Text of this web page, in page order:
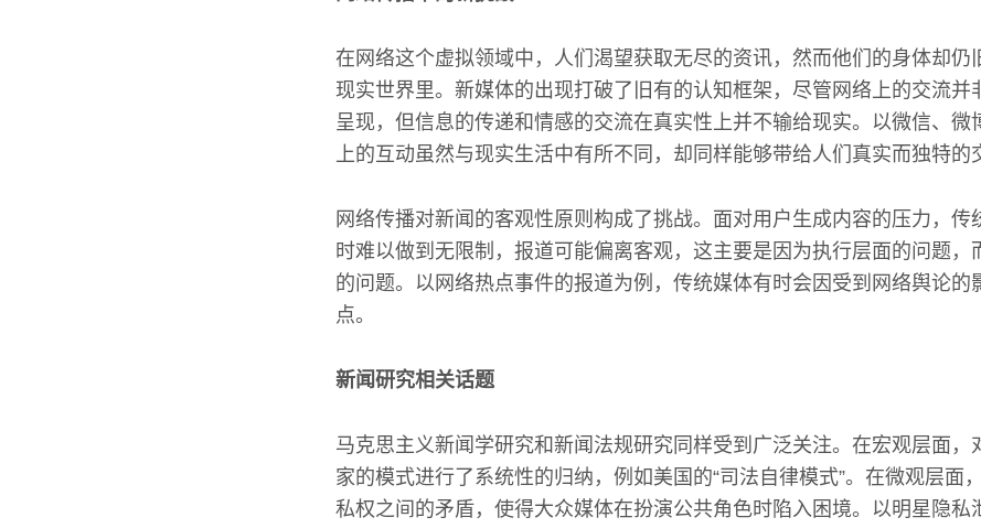
在网络这个虚拟领域中，人们渴望获取无尽的资讯，然而他们的身体却仍
现实世界里。新媒体的出现打破了旧有的认知框架，尽管网络上的交流并
呈现，但信息的传递和情感的交流在真实性上并不输给现实。以微信、微
上的互动虽然与现实生活中有所不同，却同样能够带给人们真实而独特的
网络传播对新闻的客观性原则构成了挑战。面对用户生成内容的压力，传
时难以做到无限制，报道可能偏离客观，这主要是因为执行层面的问题，
的问题。以网络热点事件的报道为例，传统媒体有时会因受到网络舆论的
点。
新闻研究相关话题
马克思主义新闻学研究和新闻法规研究同样受到广泛关注。在宏观层面，
家的模式进行了系统性的归纳，例如美国的“司法自律模式”。在微观层面
私权之间的矛盾，使得大众媒体在扮演公共角色时陷入困境。以明星隐私